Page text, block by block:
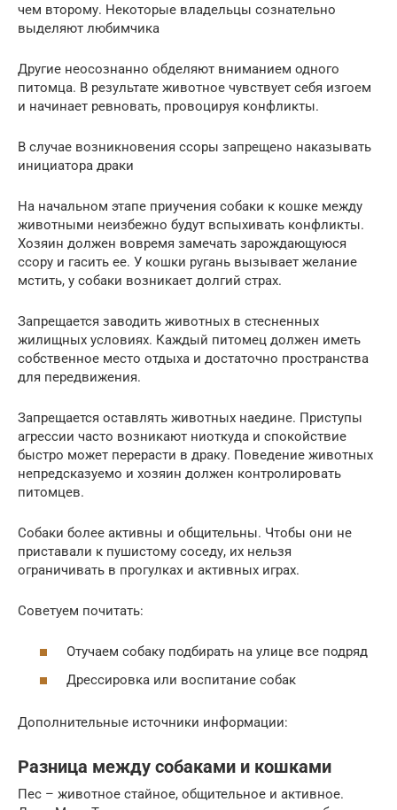
чем второму. Некоторые владельцы сознательно
выделяют любимчика
Другие неосознанно обделяют вниманием одного
питомца. В результате животное чувствует себя изгоем
и начинает ревновать, провоцируя конфликты.
В случае возникновения ссоры запрещено наказывать
инициатора драки
На начальном этапе приучения собаки к кошке между
животными неизбежно будут вспыхивать конфликты.
Хозяин должен вовремя замечать зарождающуюся
ссору и гасить ее. У кошки ругань вызывает желание
мстить, у собаки возникает долгий страх.
Запрещается заводить животных в стесненных
жилищных условиях. Каждый питомец должен иметь
собственное место отдыха и достаточно пространства
для передвижения.
Запрещается оставлять животных наедине. Приступы
агрессии часто возникают ниоткуда и спокойствие
быстро может перерасти в драку. Поведение животных
непредсказуемо и хозяин должен контролировать
питомцев.
Собаки более активны и общительны. Чтобы они не
приставали к пушистому соседу, их нельзя
ограничивать в прогулках и активных играх.
Советуем почитать:
Отучаем собаку подбирать на улице все подряд
Дрессировка или воспитание собак
Дополнительные источники информации:
Разница между собаками и кошками
Пес – животное стайное, общительное и активное.